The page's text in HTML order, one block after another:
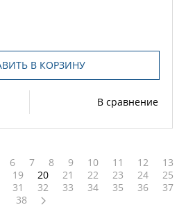
В КОРЗИНУ
В сравнение
6 7 8 9 10 11 12
13
19 20 21 22 23 24
25
31 32 33 34 35 36
37
38